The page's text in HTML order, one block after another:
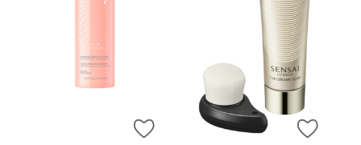
ZUR WUNSCHLISTE HINZUFÜGEN
ZUR